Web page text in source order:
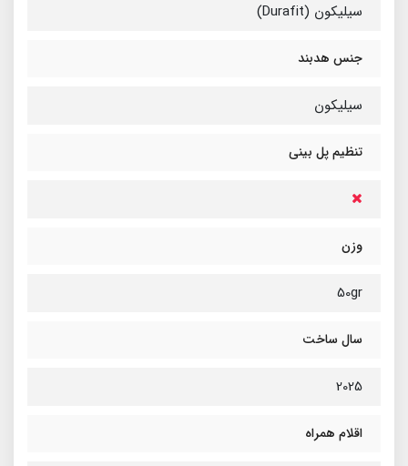
سیلیکون (Durafit)
جنس هدبند
سیلیکون
تنظیم پل بینی
وزن
50gr
سال ساخت
2025
اقلام همراه